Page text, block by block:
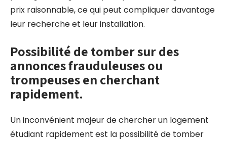
prix raisonnable, ce qui peut compliquer davantage
leur recherche et leur installation.
Possibilité de tomber sur des
annonces frauduleuses ou
trompeuses en cherchant
rapidement.
Un inconvénient majeur de chercher un logement
étudiant rapidement est la possibilité de tomber